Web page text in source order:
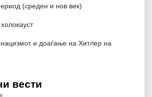
(среден и нов век)
и доаѓање на Хитлер на
вести